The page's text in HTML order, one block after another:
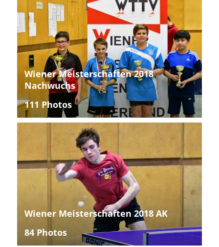
Wiener Meisterschaften 2018
Nachwuchs
111 Photos
Wiener Meisterschaften 2018 AK
84 Photos